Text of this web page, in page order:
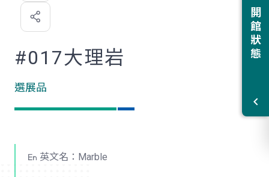
開館狀態
喜
歡
#017大理岩
選展品
英文名：Marble